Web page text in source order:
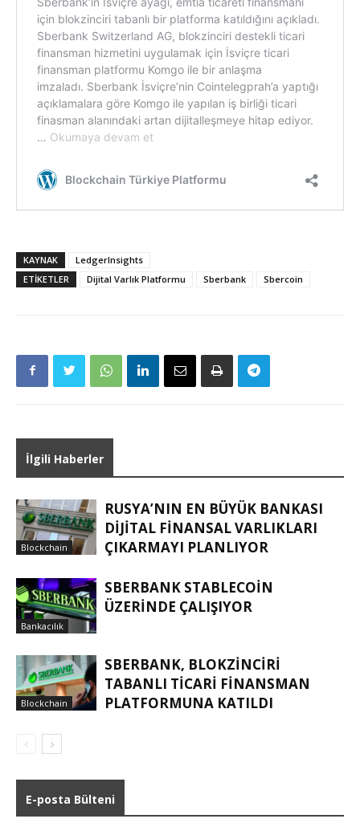
KAYNAK
LedgerInsights
ETIKETLER
Dijital Varlık Platformu Sberbank Sbercoin
İlgili Haberler
Blockchain
RUSYA’NIN EN BÜYÜK BANKASI
DIJITAL FINANSAL VARLIKLARI
ÇIKARMAYI PLANLIYOR
Bankacılık
SBERBANK STABLECOIN
ÜZERINDE ÇALIŞIYOR
Blockchain
SBERBANK, BLOKZINCIRI
TABANLI TICARI FINANSMAN
PLATFORMUNA KATILDI
E-posta Bülteni